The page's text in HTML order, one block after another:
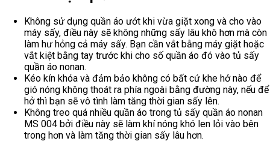
Nhiều chức năng, không chỉ có công dụng trong việc sấy
khô quần áo, diệt khuẩn, máy sấy Nonan MS 004 còn giúp
bạn sưởi ấm cả căn phòng trong những ngày giá lạnh